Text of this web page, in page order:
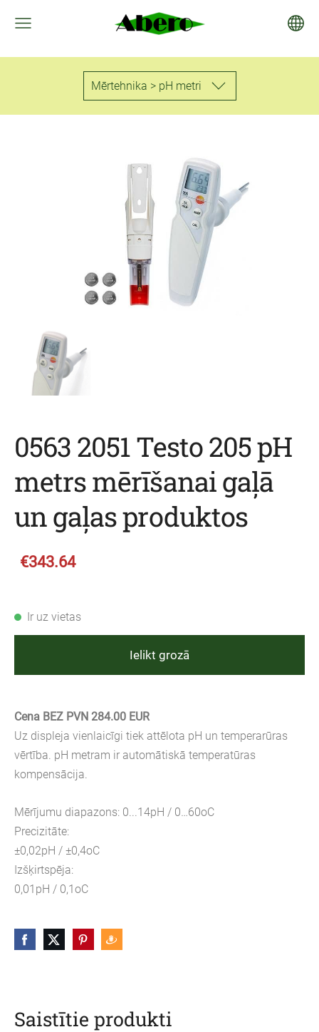
Mērtehnika > pH metri
0563 2051 Testo 205 pH
metrs mērīšanai gaļā
un gaļas produktos
€343.64
Ir uz vietas
Ielikt grozā
Cena BEZ PVN 284.00 EUR
Uz displeja vienlaicīgi tiek attēlota pH un temperarūras
vērtība. pH metram ir automātiskā temperatūras
kompensācija.
Mērījumu diapazons: 0...14pH / 0…60oC
Precizitāte:
±0,02pH / ±0,4oC
Izšķirtspēja:
0,01pH / 0,1oC
Saistītie produkti